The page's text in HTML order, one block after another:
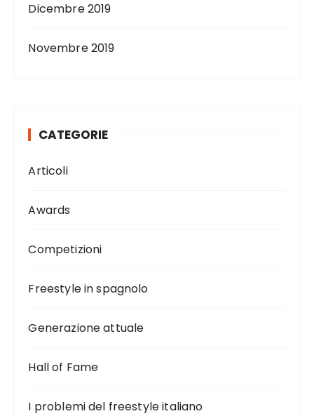
Dicembre 2019
Novembre 2019
CATEGORIE
Articoli
Awards
Competizioni
Freestyle in spagnolo
Generazione attuale
Hall of Fame
I problemi del freestyle italiano